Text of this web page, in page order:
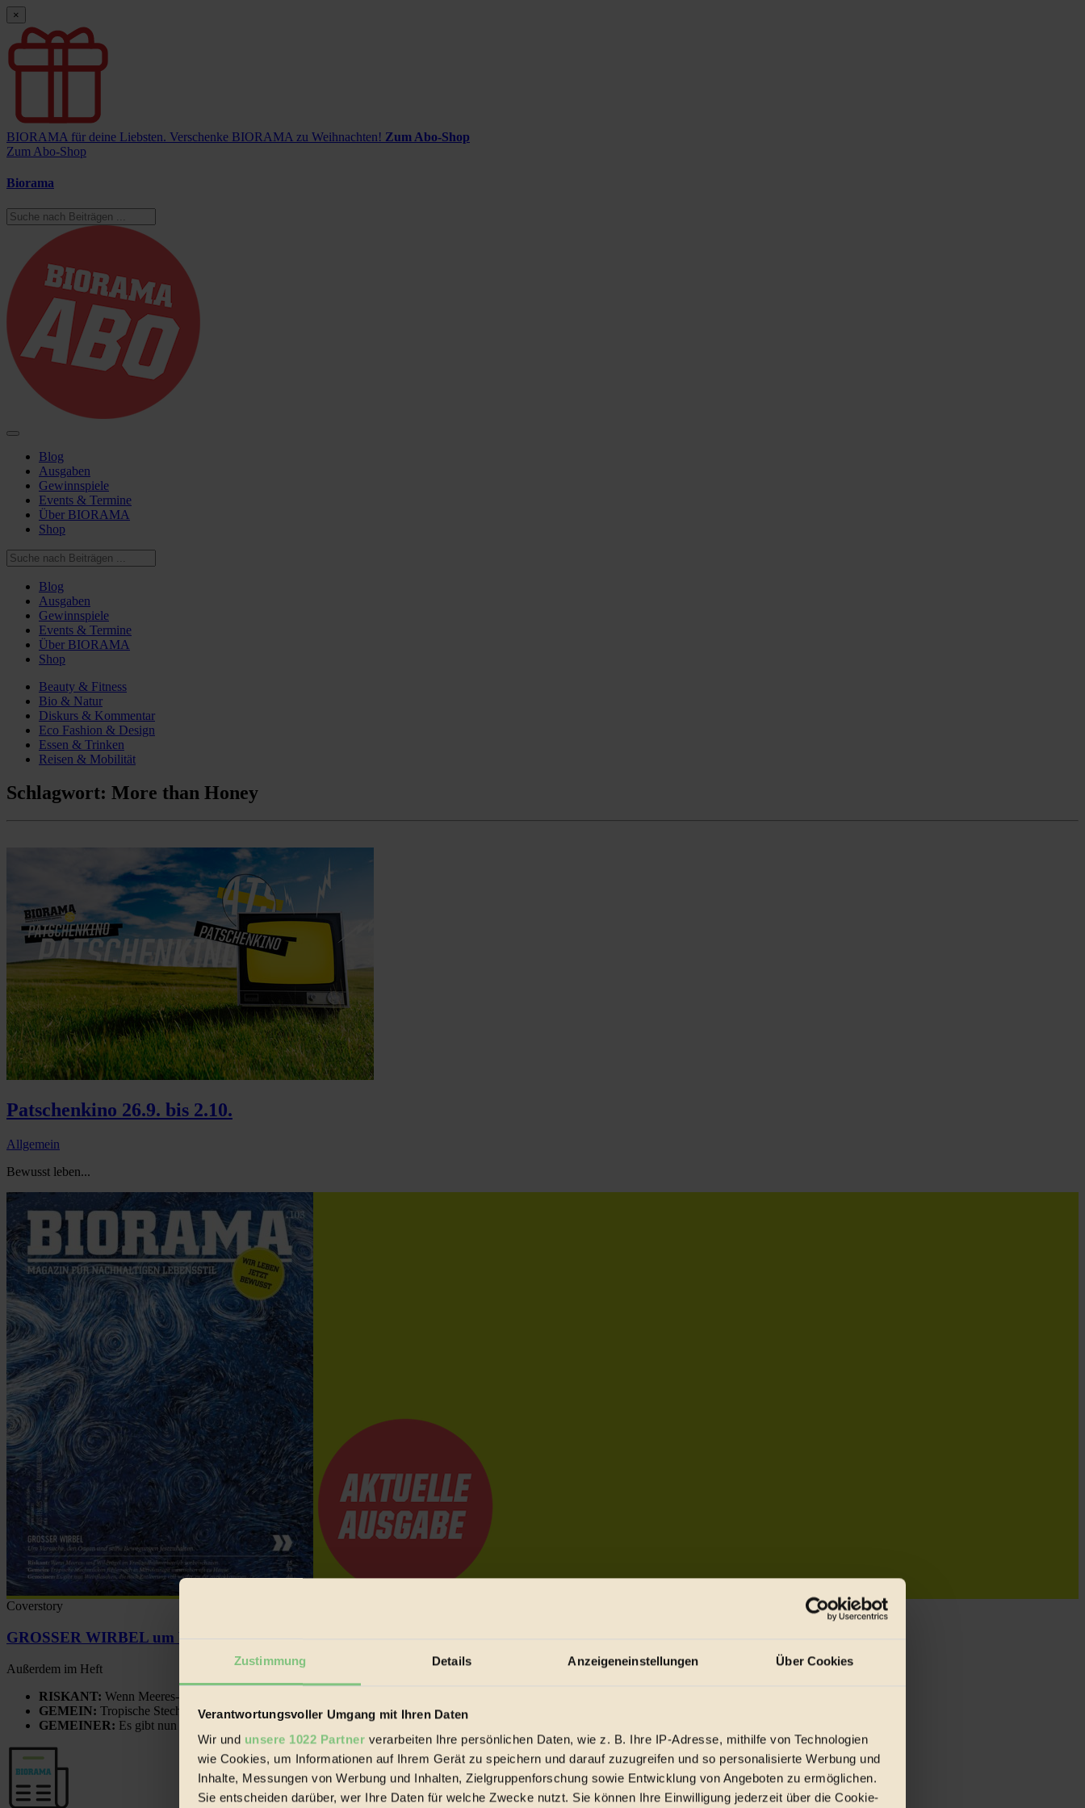
Zustimmung Details Anzeigeneinstellungen Über Cookies
Verantwortungsvoller Umgang mit Ihren Daten
Wir und unsere 1022 Partner verarbeiten Ihre persönlichen Daten, wie z. B. Ihre IP-Adresse, mithilfe von Technologien
wie Cookies, um Informationen auf Ihrem Gerät zu speichern und darauf zuzugreifen und so personalisierte Werbung und
Inhalte, Messungen von Werbung und Inhalten, Zielgruppenforschung sowie Entwicklung von Angeboten zu ermöglichen.
Sie entscheiden darüber, wer Ihre Daten für welche Zwecke nutzt. Sie können Ihre Einwilligung jederzeit über die Cookie-
×
BIORAMA für deine Liebsten. Verschenke BIORAMA zu Weihnachten! Zum Abo-Shop
Zum Abo-Shop
Biorama
Blog
Ausgaben
Gewinnspiele
Events & Termine
Über BIORAMA
Shop
Blog
Ausgaben
Gewinnspiele
Events & Termine
Über BIORAMA
Shop
Beauty & Fitness
Bio & Natur
Diskurs & Kommentar
Eco Fashion & Design
Essen & Trinken
Reisen & Mobilität
Schlagwort: More than Honey
Patschenkino 26.9. bis 2.10.
Allgemein
Bewusst leben...
Coverstory
GROSSER WIRBEL um Versuche, den Ozean und seine Bewegungen festzuhalten.
Außerdem im Heft
RISKANT: Wenn Meeres- und Wildvögel im Freilandhühnerbetrieb vorbeischauen.
GEMEIN: Tropische Stechmücken fühlen sich in Mitteleuropa inziwschen oft zu Hause.
GEMEINER: Es gibt nun Weinflaschen, die nach Entleerung voll wieder zu dir zurückkommen.